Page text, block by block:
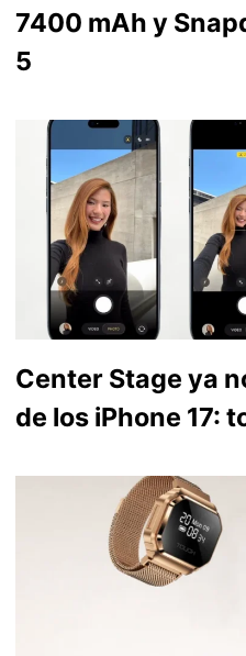
7400 mAh y
5
Center Stage ya
de los iPhone 17: